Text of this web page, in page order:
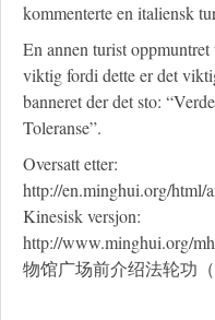
kommenterte en italiensk
En annen turist
viktig fordi dette er det
banneret der det sto:
Toleranse”.
Oversatt etter:
http://en.minghui.org/html/
Kinesisk versjon:
http://www.minghui.org/
物馆广场前介绍法轮功